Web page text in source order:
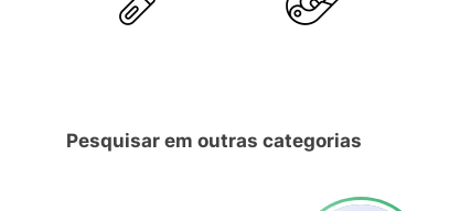
Pesquisar em outras categorias